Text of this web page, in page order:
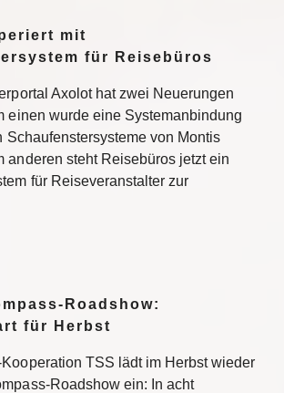
mit
für Reisebüros
Axolot hat zwei Neuerungen
einen wurde eine Systemanbindung
Schaufenstersysteme von Montis
anderen steht Reisebüros jetzt ein
für Reiseveranstalter zur
Roadshow:
für Herbst
TSS lädt im Herbst wieder
Roadshow ein: In acht